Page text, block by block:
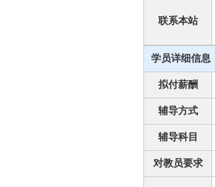
联系本站
学员详细信息
拟付薪酬
辅导方式
辅导科目
对教员要求